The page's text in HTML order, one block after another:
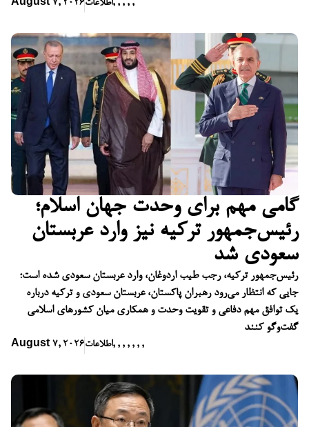
August 7, 2026اطلاعات, , , , ,
گامی مهم برای وحدت جهان اسلام؛
رئیس‌جمهور ترکیه نیز وارد عربستان
سعودی شد
رئیس‌جمهور ترکیه، رجب طیب اردوغان، وارد عربستان سعودی شده است؛
جایی که انتظار می‌رود رهبران پاکستان، عربستان سعودی و ترکیه درباره
یک توافق مهم دفاعی و تقویت وحدت و همکاری میان کشورهای اسلامی
گفت‌وگو کنند
August 7, 2026اطلاعات, , , , , , ,